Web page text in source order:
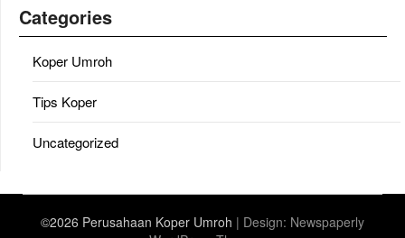
Categories
Koper Umroh
Tips Koper
Uncategorized
©2026 Perusahaan Koper Umroh | Design: Newspaperly